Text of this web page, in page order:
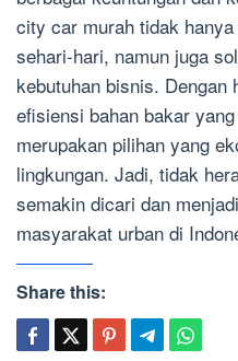
city car murah tidak
sehari-hari, namun juga
kebutuhan bisnis. Dengan
efisiensi bahan bakar
merupakan pilihan yang
lingkungan. Jadi, tidak
semakin dicari dan
masyarakat urban di
Share this: